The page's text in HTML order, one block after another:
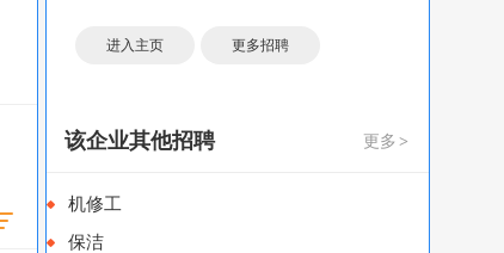
进入主页 更多招聘
更多 >
该企业其他招聘
机修工
保洁